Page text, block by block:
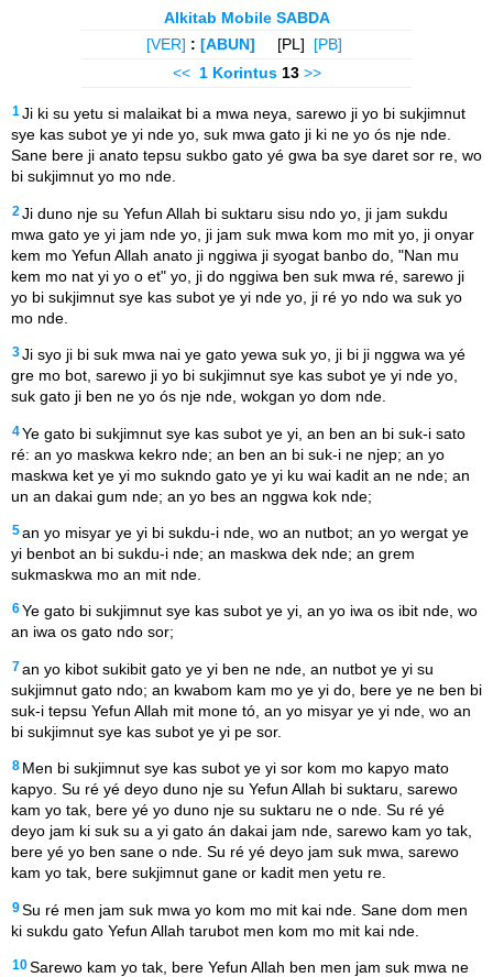
Alkitab Mobile SABDA
[VER] : [ABUN] [PL] [PB]
<< 1 Korintus13 >>
1 Ji ki su yetu si malaikat bi a mwa neya, sarewo ji yo bi sukjimnut
sye kas subot ye yi nde yo, suk mwa gato ji ki ne yo ós nje nde.
Sane bere ji anato tepsu sukbo gato yé gwa ba sye daret sor re, wo
bi sukjimnut yo mo nde.
2 Ji duno nje su Yefun Allah bi suktaru sisu ndo yo, ji jam sukdu
mwa gato ye yi jam nde yo, ji jam suk mwa kom mo mit yo, ji onyar
kem mo Yefun Allah anato ji nggiwa ji syogat banbo do, "Nan mu
kem mo nat yi yo o et" yo, ji do nggiwa ben suk mwa ré, sarewo ji
yo bi sukjimnut sye kas subot ye yi nde yo, ji ré yo ndo wa suk yo
mo nde.
3Ji syo ji bi suk mwa nai ye gato yewa suk yo, ji bi ji nggwa wa yé
gre mo bot, sarewo ji yo bi sukjimnut sye kas subot ye yi nde yo,
suk gato ji ben ne yo ós nje nde, wokgan yo dom nde.
4Ye gato bi sukjimnut sye kas subot ye yi, an ben an bi suk-i sato
ré: an yo maskwa kekro nde; an ben an bi suk-i ne njep; an yo
maskwa ket ye yi mo sukndo gato ye yi ku wai kadit an ne nde; an
un an dakai gum nde; an yo bes an nggwa kok nde;
5an yo misyar ye yi bi sukdu-i nde, wo an nutbot; an yo wergat ye
yi benbot an bi sukdu-i nde; an maskwa dek nde; an grem
sukmaskwa mo an mit nde.
6Ye gato bi sukjimnut sye kas subot ye yi, an yo iwa os ibit nde, wo
an iwa os gato ndo sor;
7an yo kibot sukibit gato ye yi ben ne nde, an nutbot ye yi su
sukjimnut gato ndo; an kwabom kam mo ye yi do, bere ye ne ben bi
suk-i tepsu Yefun Allah mit mone tó, an yo misyar ye yi nde, wo an
bi sukjimnut sye kas subot ye yi pe sor.
8 Men bi sukjimnut sye kas subot ye yi sor kom mo kapyo mato
kapyo. Su ré yé deyo duno nje su Yefun Allah bi suktaru, sarewo
kam yo tak, bere yé yo duno nje su suktaru ne o nde. Su ré yé
deyo jam ki suk su a yi gato án dakai jam nde, sarewo kam yo tak,
bere yé yo ben sane o nde. Su ré yé deyo jam suk mwa, sarewo
kam yo tak, bere sukjimnut gane or kadit men yetu re.
9Su ré men jam suk mwa yo kom mo mit kai nde. Sane dom men
ki sukdu gato Yefun Allah tarubot men kom mo mit kai nde.
10Sarewo kam yo tak, bere Yefun Allah ben men jam suk mwa ne